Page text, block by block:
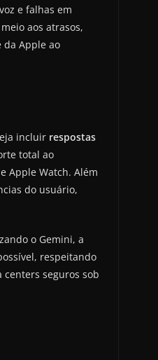
e falhas em
aos atrasos,
da Apple ao
incluir respostas
total ao
Apple Watch. Além
do usuário,
o Gemini, a
respeitando
centers seguros sob